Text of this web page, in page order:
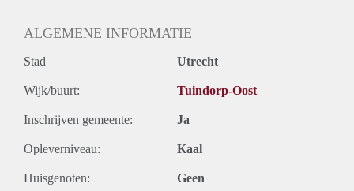
ALGEMENE INFORMATIE
Stad Utrecht
Wijk/buurt: Tuindorp-Oost
Inschrijven gemeente: Ja
Opleverniveau: Kaal
Huisgenoten: Geen